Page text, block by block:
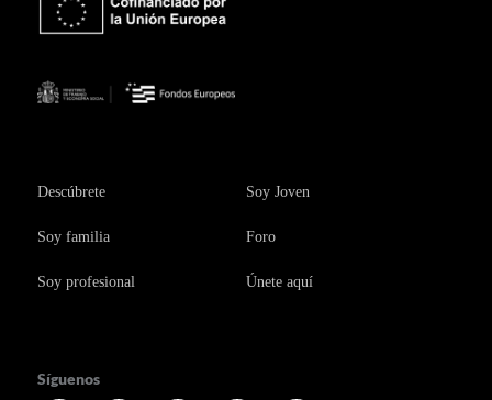
Descúbrete Soy Joven
Soy familia Foro
Soy profesional Únete aquí
Síguenos